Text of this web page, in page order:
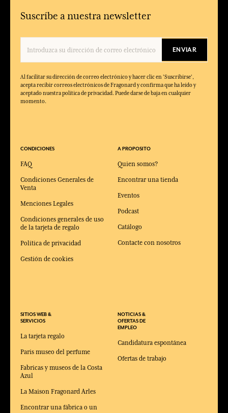
Suscríbe a nuestra newsletter
ENVIAR
Al facilitar su dirección de correo electrónico y hacer clic en 'Suscribirse',
acepta recibir correos electrónicos de Fragonard y confirma que ha leído y
aceptado nuestra política de privacidad. Puede darse de baja en cualquier
momento.
CONDICIONES
FAQ
Condiciones Generales de
Venta
Menciones Legales
Condiciones generales de uso
de la tarjeta de regalo
Política de privacidad
Gestión de cookies
SITIOS WEB &
SERVICIOS
La tarjeta regalo
Paris museo del perfume
Fabricas y museos de la Costa
Azul
La Maison Fragonard Arles
Encontrar una fábrica o un
A PROPOSITO
Quien somos?
Encontrar una tienda
Eventos
Podcast
Catálogo
Contacte con nosotros
NOTICIAS &
OFERTAS DE
EMPLEO
Candidatura espontánea
Ofertas de trabajo